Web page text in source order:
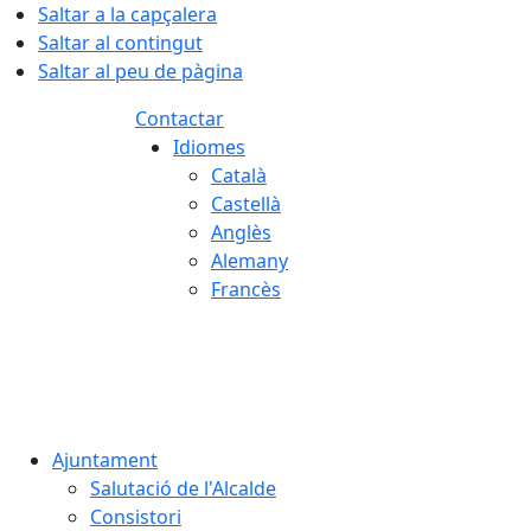
Saltar a la capçalera
Saltar al contingut
Saltar al peu de pàgina
Contactar
Idiomes
Català
Castellà
Anglès
Alemany
Francès
Ajuntament
Salutació de l'Alcalde
Consistori